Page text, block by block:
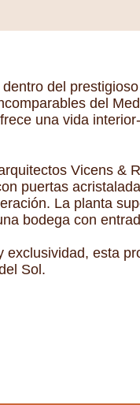
del
del
una vida
Vicens &
puertas
La planta
bodega con
exclusividad, esta
Sol.